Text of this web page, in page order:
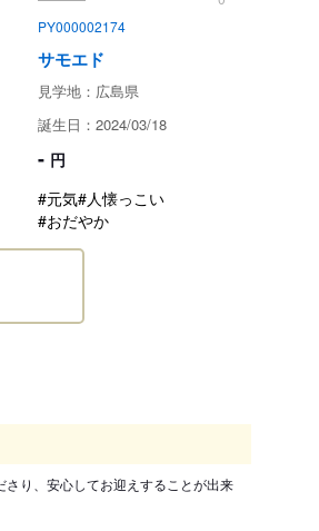
PY000002174
サモエド
見学地：広島県
誕生日：2024/03/18
- 円
#元気#人懐っこい
#おだやか
り、安心してお迎えすることが出来